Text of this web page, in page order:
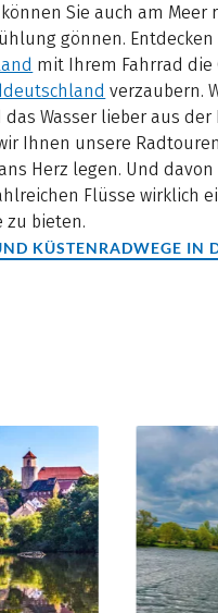
Sie auch am
gönnen.
mit Ihrem Fahrrad die
verzaubern.
Wasser lieber aus
Ihnen unsere
Herz legen. Und
Flüsse wirklich
zu bieten.
KÜSTENRADWEGE IN